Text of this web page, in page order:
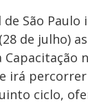
de São
de julho)
Capacitação
irá
ciclo,